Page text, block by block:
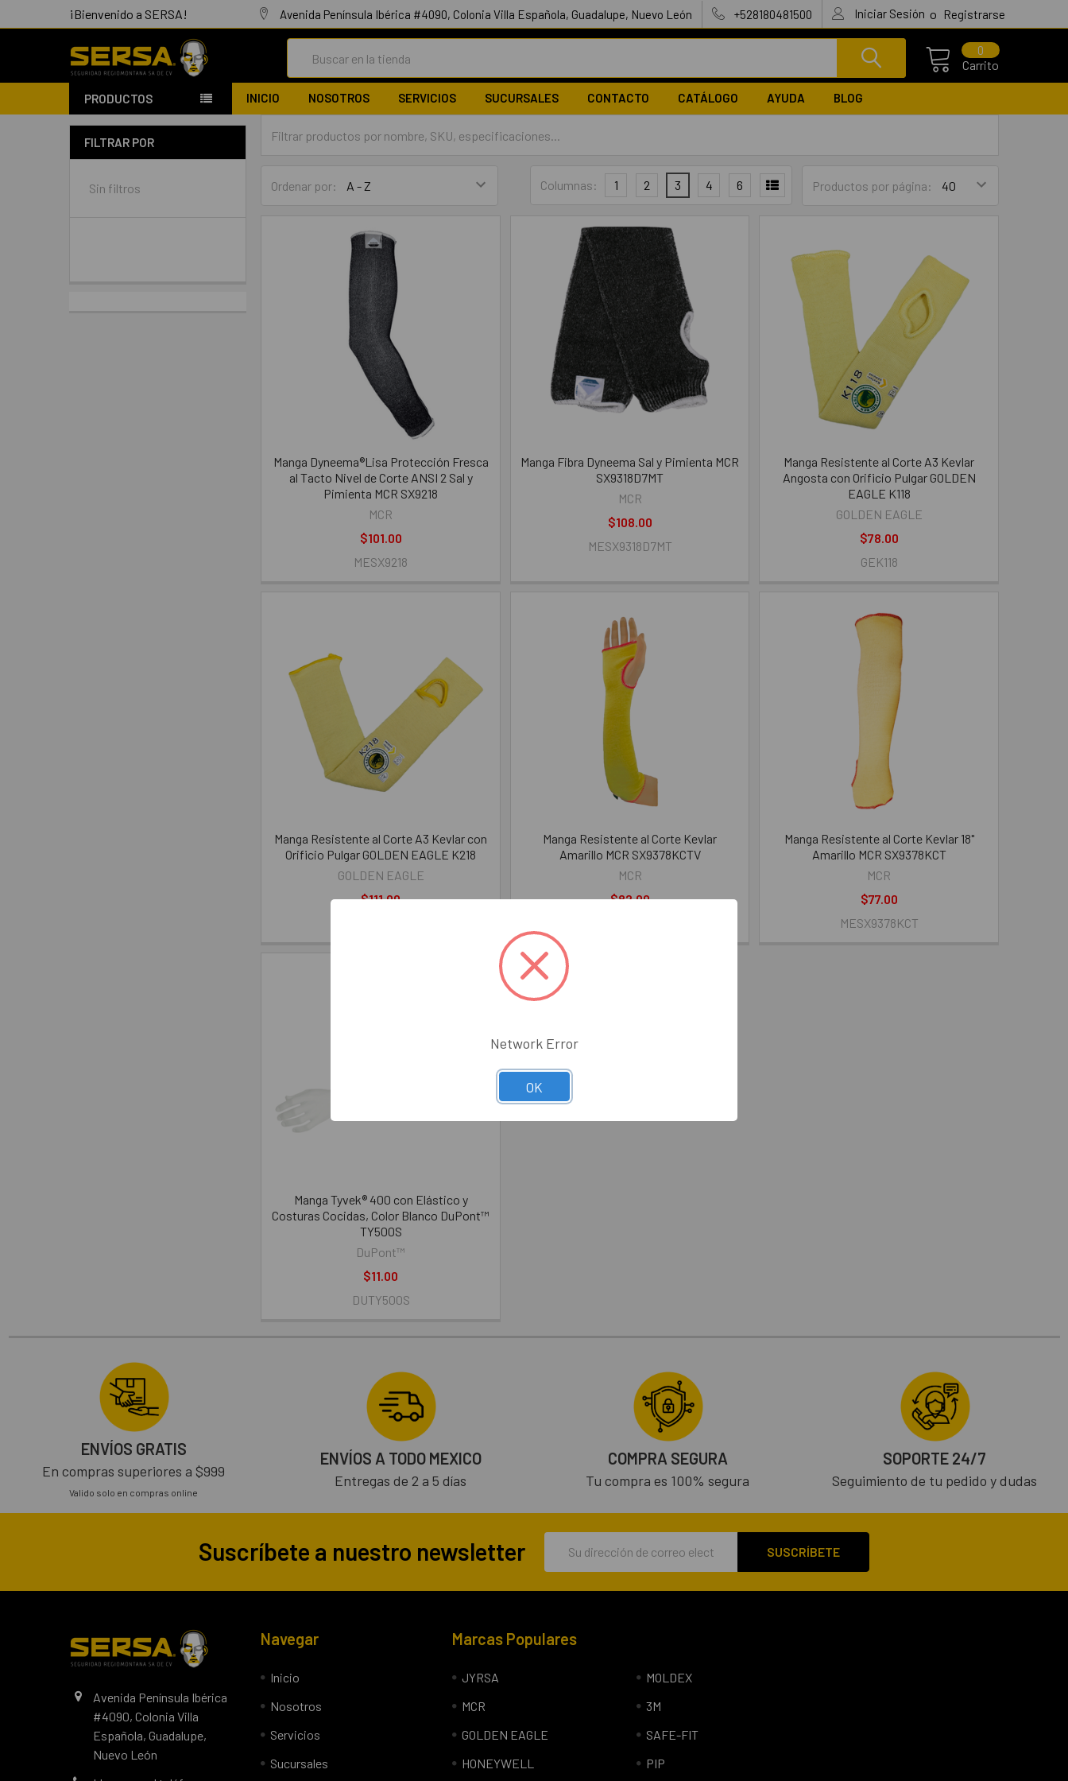
¡Bienvenido a SERSA! Avenida Península Ibérica #4090, Colonia Villa Española, Guadalupe, Nuevo León +528180481500 Iniciar Sesión o Registrarse
Carrito
0
PRODUCTOS INICIO NOSOTROS SERVICIOS SUCURSALES CONTACTO CATÁLOGO AYUDA BLOG
FILTRAR POR
Sin filtros Ordenar por: Productos por página:
Columnas: 1 2 3 4 6
Manga Dyneema®Lisa Protección Fresca
al Tacto Nivel de Corte ANSI 2 Sal y
Pimienta MCR SX9218
MCR
$101.00
MESX9218
Manga Fibra Dyneema Sal y Pimienta MCR
SX9318D7MT
MCR
$108.00
MESX9318D7MT
Manga Resistente al Corte A3 Kevlar
Angosta con Orificio Pulgar GOLDEN
EAGLE K118
GOLDEN EAGLE
$78.00
GEK118
Manga Resistente al Corte A3 Kevlar con
Orificio Pulgar GOLDEN EAGLE K218
GOLDEN EAGLE
$111.00
Manga Resistente al Corte Kevlar
Amarillo MCR SX9378KCTV
MCR
$82.00
Manga Resistente al Corte Kevlar 18"
Amarillo MCR SX9378KCT
MCR
$77.00
MESX9378KCT
Manga Tyvek® 400 con Elástico y
Costuras Cocidas, Color Blanco DuPont™
TY500S
DuPont™
$11.00
DUTY500S
ENVÍOS GRATIS
En compras superiores a $999
Valido solo en compras online
ENVÍOS A TODO MEXICO
Entregas de 2 a 5 días
COMPRA SEGURA
Tu compra es 100% segura
SOPORTE 24/7
Seguimiento de tu pedido y dudas
Suscríbete a nuestro newsletter
Avenida Península Ibérica
#4090, Colonia Villa
Española, Guadalupe,
Nuevo León
Navegar
Inicio
Nosotros
Servicios
Sucursales
Marcas Populares
JYRSA
MCR
GOLDEN EAGLE
HONEYWELL
MOLDEX
3M
SAFE-FIT
PIP
Network Error
OK